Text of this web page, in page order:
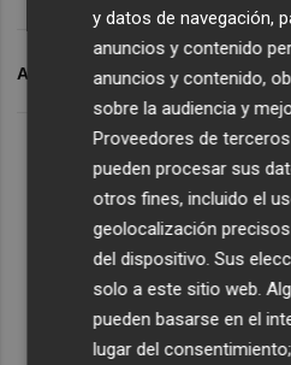
ARCHIVADO EN COI BITCOIN
y datos de navegación,
anuncios y contenido
anuncios y contenido,
sobre la audiencia y
Proveedores de
pueden procesar sus
otros fines, incluido el
geolocalización
del dispositivo. Sus
solo a este sitio web.
pueden basarse en el
lugar del